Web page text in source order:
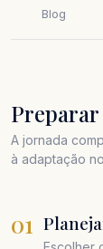
Blog
A jornada
à adaptação
01